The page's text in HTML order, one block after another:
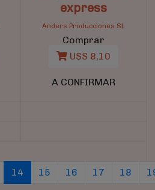
express
Anders Producciones SL
Comprar
U$S 8,10
A CONFIRMAR
14 (current)
15 (current)
16 (current)
17 (current)
18